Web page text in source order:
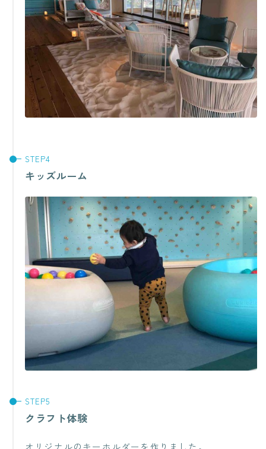
キッズルーム
クラフト体験
オリジナルのキーホルダーを作りました。